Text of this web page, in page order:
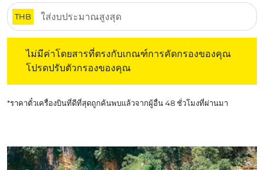
THB
ไม่มีค่าโดยสารที่ตรงกับเกณฑ์การคัดกรองของคุณ
โปรดปรับตัวกรองของคุณ
*ราคาตั๋วเครื่องบินที่ดีที่สุดถูกค้นพบแล้วจากผู้อื่น 48 ชั่วโมงที่ผ่านมา